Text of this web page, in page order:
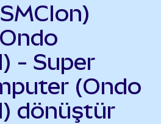
- Super
(Ondo
dönüştür